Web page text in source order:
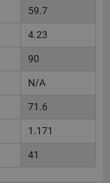
59.7
4.23
90
N/A
71.6
1.171
41